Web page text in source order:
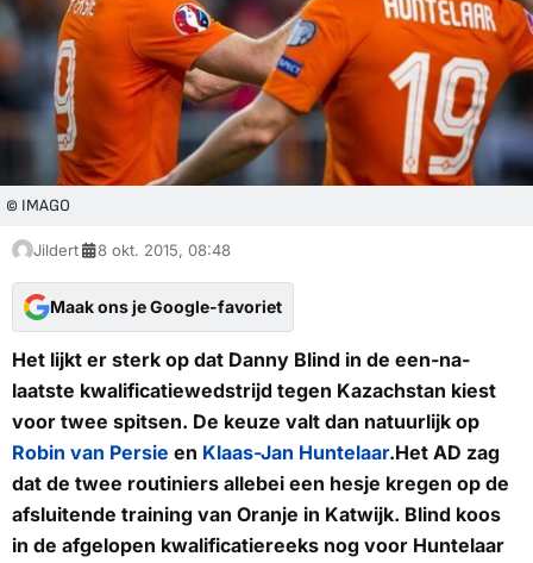
© IMAGO
Jildert 8 okt. 2015, 08:48
Maak ons je Google-favoriet
Het lijkt er sterk op dat Danny Blind in de een-na-
laatste kwalificatiewedstrijd tegen Kazachstan kiest
voor twee spitsen. De keuze valt dan natuurlijk op
Robin van Persie en Klaas-Jan Huntelaar.Het AD zag
dat de twee routiniers allebei een hesje kregen op de
afsluitende training van Oranje in Katwijk. Blind koos
in de afgelopen kwalificatiereeks nog voor Huntelaar